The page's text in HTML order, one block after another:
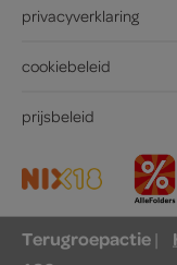
privacyverklaring
cookiebeleid
prijsbeleid
Terugroepactie|